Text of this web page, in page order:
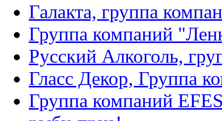
Галакта, группа
Группа компаний
Русский Алкоголь,
Гласс Декор, Группа
Группа компаний